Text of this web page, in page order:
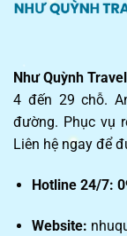
Như Quỳnh Travel
4 đến 29 chỗ.
đường. Phục vụ
Liên hệ ngay để
Hotline 24/7:
Website: